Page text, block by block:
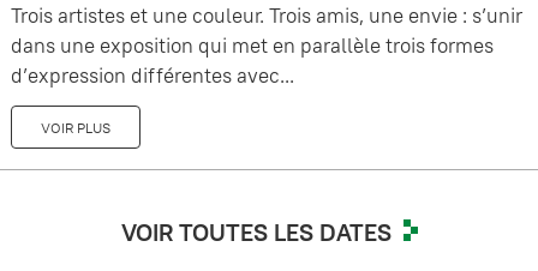
Trois artistes et une couleur. Trois amis, une envie : s’unir
dans une exposition qui met en parallèle trois formes
d’expression différentes avec...
VOIR PLUS
VOIR TOUTES LES DATES